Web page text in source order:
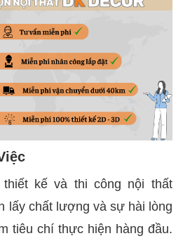
kế và thi công nội thất
lấy chất lượng và sự hài lòng
tiêu chí thực hiện hàng đầu.